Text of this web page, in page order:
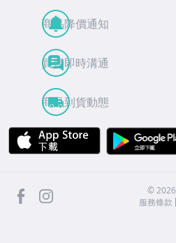
商品降價通知
買賣即時溝通
商品到貨動態
APP Store
facebook ©2026
服務條款